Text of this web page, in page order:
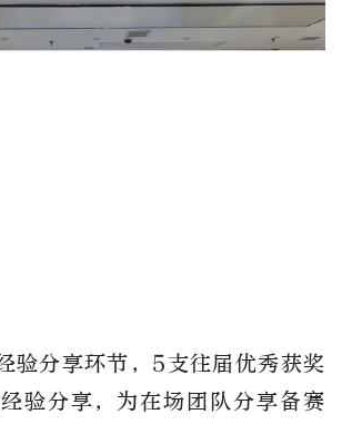
验分享环节， 5支往届优秀获奖
验分享，为在场团队分享备赛